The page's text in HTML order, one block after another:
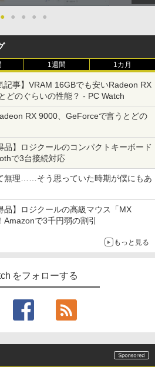
S73 13.3型 薄型軽量 ノートPC 第
Core i5-8250U/メモリ 8GB /NVM
ハードディスク/Wi-Fi/Bluetooth/
C/HDMI/Windows11&office 2019
大100%ポイント】【新生活応援・
】【Office 2019 H&B】富士通 LIF
第3世代 Core i7/メモリ:8GB/16
SSD:256GB/512GB/1TB/テンキー/1
/USB3.0/HDMI/wi-fi/Office/無線マ
ン/Windows11/Windows10
【3年保証】MICROSOFT マイクロ
ト SURFACE GO 2 LTE ADVANCED
11 Pro 中古 返品 送料無料 中古ノ
パソコン 中古パソコン ノートパソコ
期設定済み】デスクトップパソコン
型 2026新品 パソコン 一体型PC 24
型 Windows11 Office付き｜フル
晶一体型 インテル Core i5 Core i7
キーボード マウス付 2年保証 安い P
期設定済み テレワーク 在宅勤務
天ランキング1位」 デスクトップパ
ン Windows11 Office付き パソコン
｜インテル 第14世代 Core i5-4590 i
～64GB DDR4/5｜ デスクトップPC
証 激安 高性能 ゲーム 本体のみ PC
ペッ 初期設定済み
だけP10倍！大量還元！】一体型デ
世代Core i5 Windows11搭載 Office
メモリ8GB SSD256GB 初期設定済
け 高性能PC 新品
間限定10%OFFクーポン 8/12 10時
】 モニター 21.5型 液晶ディスプレ
ター 壁掛け フリッカーレス FreeSy
インチ 角度調節 FullHD ブルー
トカット VAパネル VESAフル FHD
グレア MAXZEN JM22CH02
NT133WHM-N35 NT133WHM-N4
N46 NT133WHM-N47 BO
BOE07AD BOE07C0 BOE0800
1366x768 WXGA LED LCD 液晶デ
プレイ 修理交換用液晶パネル
べる2色 コスパ抜群】モバイルモニ
軽量 約650g VESA対応 モニター 持
び サブディスプレイ テレワーク 在
SE2416H 23.8インチ モニター (フ
だの厚みを薄くする [ 土屋元明 ]
ノ 楽譜 カプースチン | 8つの演奏会
チュード 作品40 | 8 Concert Studie
ていた仲間達にダンジョン奥地で殺
かけたがギフト『無限ガチャ』でレ
』します！（23） （KCデラック
[ 大前 貴史 ]
● ● ● ● ●
1週間 1カ月
記事】VRAM 16GBでも安いRadeon RX
どのぐらいの性能？ - PC Watch
RX 9000、GeForceで言うとどの
品】ロジクールのコンパクトキーボード
で3台接続対応
無理……そう思っていた時期が僕にもあ
品】ロジクールの高級マウス「MX
で3千円弱の割引
もっと見る
をフォローする